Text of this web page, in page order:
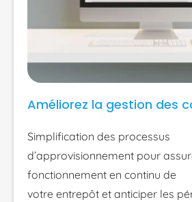
Améliorez la gestion des
Simplification des processus
d’approvisionnement pour
fonctionnement en continu de
votre entrepôt et anticiper les